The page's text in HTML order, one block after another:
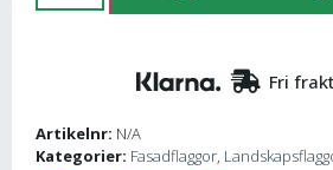
Fri
Artikelnr: N/A
Kategorier: Fasadflaggor,